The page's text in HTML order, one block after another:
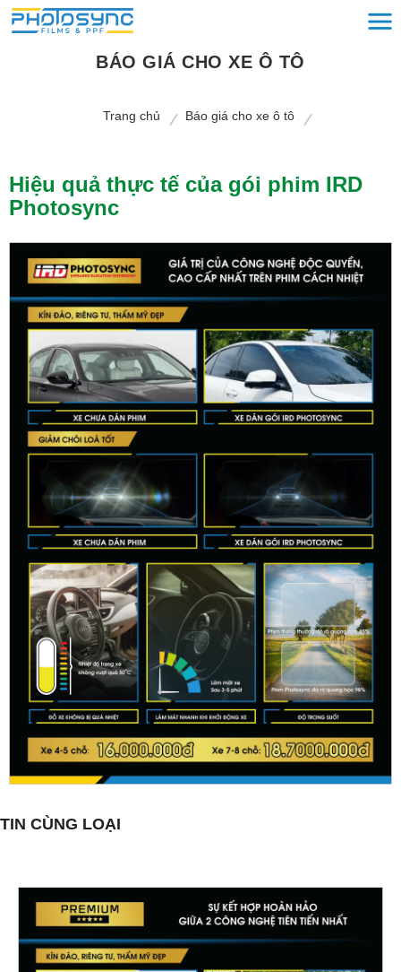
BÁO GIÁ CHO XE Ô TÔ
Trang chủ Báo giá cho xe ô tô
Hiệu quả thực tế của gói phim IRD
Photosync
TIN CÙNG LOẠI